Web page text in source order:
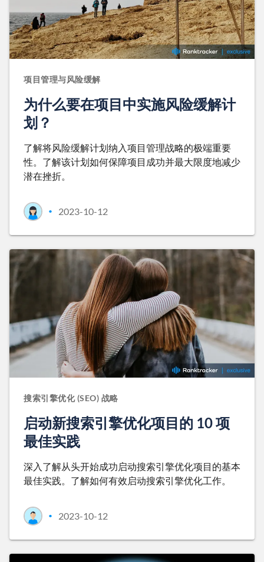
项目管理与风险缓解
为什么要在项目中实施风险缓解计
划？
了解将风险缓解计划纳入项目管理战略的极端重要
性。了解该计划如何保障项目成功并最大限度地减少
潜在挫折。
• 2023-10-12
搜索引擎优化 (SEO) 战略
启动新搜索引擎优化项目的 10 项
最佳实践
深入了解从头开始成功启动搜索引擎优化项目的基本
最佳实践。了解如何有效启动搜索引擎优化工作。
• 2023-10-12